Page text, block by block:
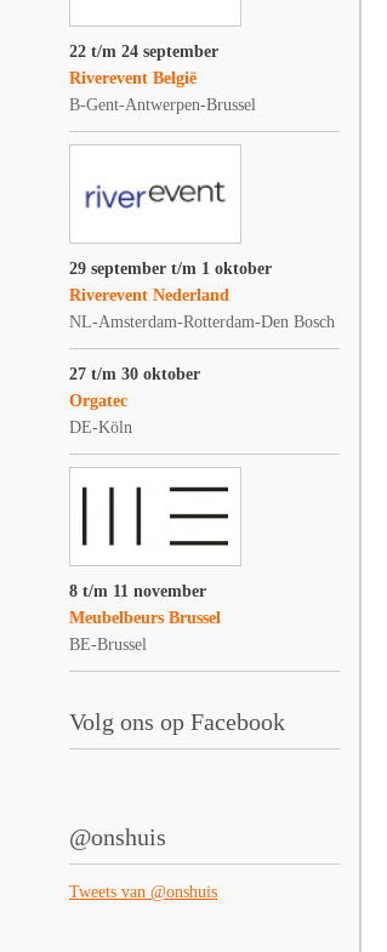
22 t/m 24 september
Riverevent België
B-Gent-Antwerpen-Brussel
29 september t/m 1 oktober
Riverevent Nederland
NL-Amsterdam-Rotterdam-Den Bosch
27 t/m 30 oktober
Orgatec
DE-Köln
8 t/m 11 november
Meubelbeurs Brussel
BE-Brussel
Volg ons op Facebook
@onshuis
Tweets van @onshuis